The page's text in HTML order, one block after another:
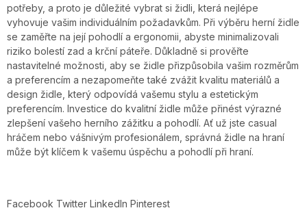
potřeby, a proto je důležité vybrat si židli, která nejlépe
vyhovuje vašim individuálním požadavkům. Při výběru herní židle
se zaměřte na její pohodlí a ergonomii, abyste minimalizovali
riziko bolestí zad a krční páteře. Důkladně si prověřte
nastavitelné možnosti, aby se židle přizpůsobila vašim rozměrům
a preferencím a nezapomeňte také zvážit kvalitu materiálů a
design židle, který odpovídá vašemu stylu a estetickým
preferencím. Investice do kvalitní židle může přinést výrazné
zlepšení vašeho herního zážitku a pohodlí. Ať už jste casual
hráčem nebo vášnivým profesionálem, správná židle na hraní
může být klíčem k vašemu úspěchu a pohodlí při hraní.
Facebook Twitter LinkedIn Pinterest